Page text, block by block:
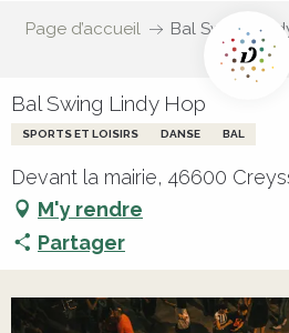
Page d’accueil Bal Swing
Bal Swing Lindy Hop
SPORTS ET LOISIRS DANSE BAL
Devant la mairie, 46600
M'y rendre
Partager